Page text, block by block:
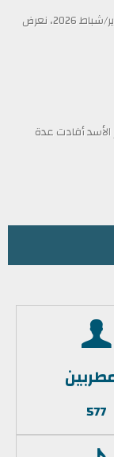
في عناوين الصحف ليوم الأربعاء الثامن عشر من فبراير/شباط 2026، نعرض
أفادت عدة
577